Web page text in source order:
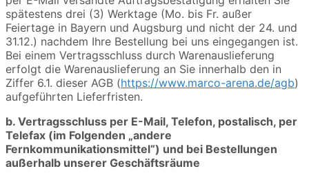
spätestens drei (3) Werktage (Mo. bis Fr. außer
Feiertage in Bayern und Augsburg und nicht der 24. und
31.12.) nachdem Ihre Bestellung bei uns eingegangen ist.
Bei einem Vertragsschluss durch Warenauslieferung
erfolgt die Warenauslieferung an Sie innerhalb den in
Ziffer 6.1. dieser AGB (https://www.marco-arena.de/agb)
aufgeführten Lieferfristen.
b. Vertragsschluss per E-Mail, Telefon, postalisch, per
Telefax (im Folgenden „andere
Fernkommunikationsmittel“) und bei Bestellungen
außerhalb unserer Geschäftsräume